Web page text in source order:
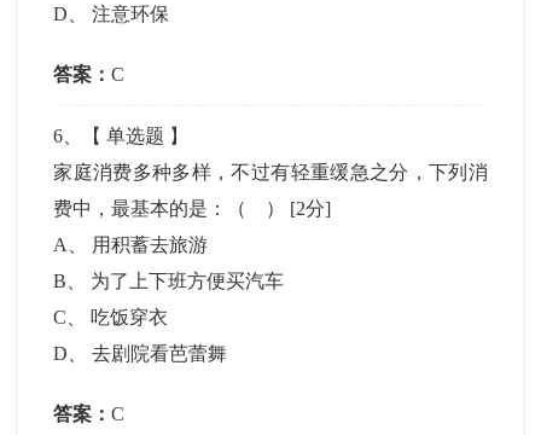
D 、注意环保
答案：C
6 、【单选题 】
家庭消费多种多样，不过有轻重缓急之分，下列消
费中，最基本的是：（ ） [2分]
A
用积蓄去旅游
B
为了上下班方便买汽车
C
吃饭穿衣
D 、去剧院看芭蕾舞
答案：C